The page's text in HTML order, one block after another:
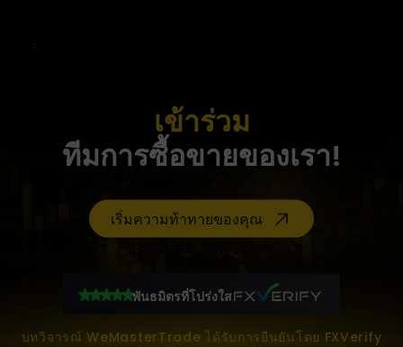
เข้าร่วม
ทีมการซื้อขายของเรา!
เริ่มความท้าทายของคุณ
พันธมิตรที่โปร่งใส
บทวิจารณ์ WeMasterTrade ได้รับการยืนยันโดย FXVerify